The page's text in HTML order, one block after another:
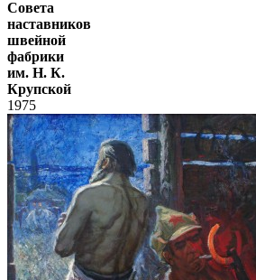
Совета
наставников
швейной
фабрики
им. Н. К.
Крупской
1975